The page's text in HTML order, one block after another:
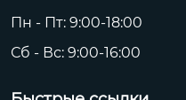
Пн - Пт: 9:00-18:00
Сб - Вс: 9:00-16:00